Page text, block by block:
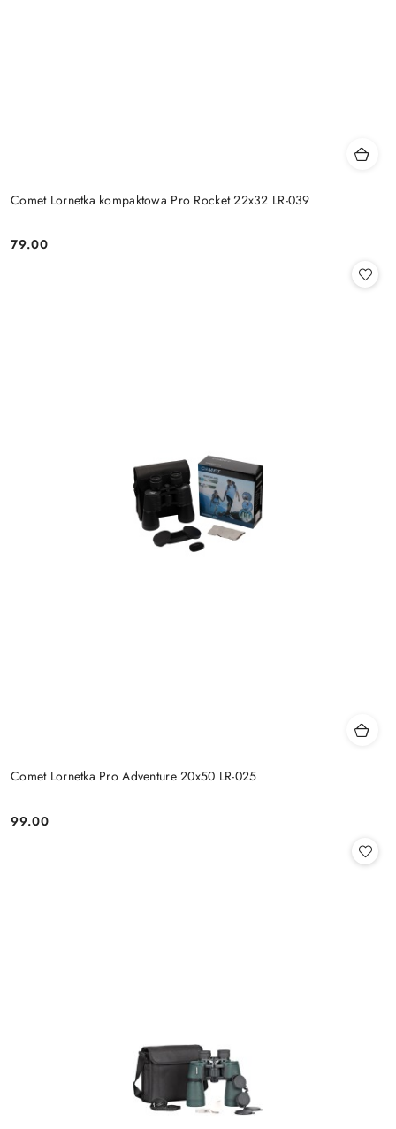
Comet Lornetka kompaktowa Pro Rocket 22x32 LR-039
Cena:
79.00
Comet Lornetka Pro Adventure 20x50 LR-025
Cena:
99.00